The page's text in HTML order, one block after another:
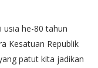
usia he-80 tahun
Kesatuan Republik
patut kita jadikan